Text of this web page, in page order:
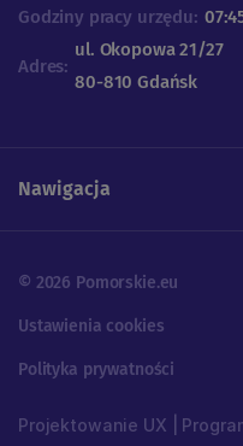
Godziny pracy urzędu:
Adres:
ul. Okopowa 21/27
80-810 Gdańsk
Nawigacja
© 2026 Pomorskie.eu
Ustawienia cookies
Polityka prywatności
Projektowanie UX |